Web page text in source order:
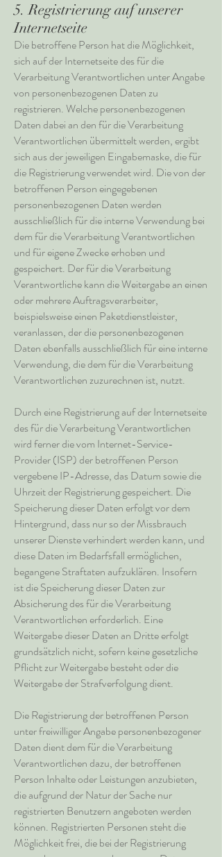
5. Registrierung auf unserer
Internetseite
Die betroffene Person hat die Möglichkeit,
sich auf der Internetseite des für die
Verarbeitung Verantwortlichen unter Angabe
von personenbezogenen Daten zu
registrieren. Welche personenbezogenen
Daten dabei an den für die Verarbeitung
Verantwortlichen übermittelt werden, ergibt
sich aus der jeweiligen Eingabemaske, die für
die Registrierung verwendet wird. Die von der
betroffenen Person eingegebenen
personenbezogenen Daten werden
ausschließlich für die interne Verwendung bei
dem für die Verarbeitung Verantwortlichen
und für eigene Zwecke erhoben und
gespeichert. Der für die Verarbeitung
Verantwortliche kann die Weitergabe an einen
oder mehrere Auftragsverarbeiter,
beispielsweise einen Paketdienstleister,
veranlassen, der die personenbezogenen
Daten ebenfalls ausschließlich für eine interne
Verwendung, die dem für die Verarbeitung
Verantwortlichen zuzurechnen ist, nutzt.
Durch eine Registrierung auf der Internetseite
des für die Verarbeitung Verantwortlichen
wird ferner die vom Internet-Service-
Provider (ISP) der betroffenen Person
vergebene IP-Adresse, das Datum sowie die
Uhrzeit der Registrierung gespeichert. Die
Speicherung dieser Daten erfolgt vor dem
Hintergrund, dass nur so der Missbrauch
unserer Dienste verhindert werden kann, und
diese Daten im Bedarfsfall ermöglichen,
begangene Straftaten aufzuklären. Insofern
ist die Speicherung dieser Daten zur
Absicherung des für die Verarbeitung
Verantwortlichen erforderlich. Eine
Weitergabe dieser Daten an Dritte erfolgt
grundsätzlich nicht, sofern keine gesetzliche
Pflicht zur Weitergabe besteht oder die
Weitergabe der Strafverfolgung dient.
Die Registrierung der betroffenen Person
unter freiwilliger Angabe personenbezogener
Daten dient dem für die Verarbeitung
Verantwortlichen dazu, der betroffenen
Person Inhalte oder Leistungen anzubieten,
die aufgrund der Natur der Sache nur
registrierten Benutzern angeboten werden
können. Registrierten Personen steht die
Möglichkeit frei, die bei der Registrierung